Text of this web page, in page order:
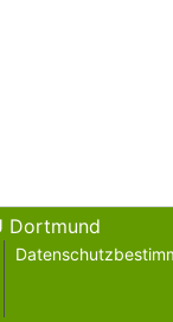
Dortmund